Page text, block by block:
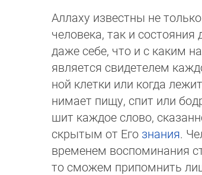
Аллаху известны не
человека, так и
даже себе, что и с каким
является свидетелем
ной клетки или когда
нимает пищу, спит или
шит каждое слово,
скры­тым от Его знания.
вре­ме­нем воспоминания
то смо­жем припомнить